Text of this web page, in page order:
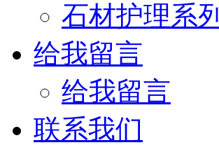
石材护理系列
给我留言
给我留言
联系我们